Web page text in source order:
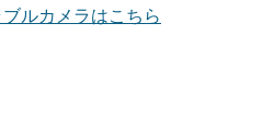
ルカメラはこちら